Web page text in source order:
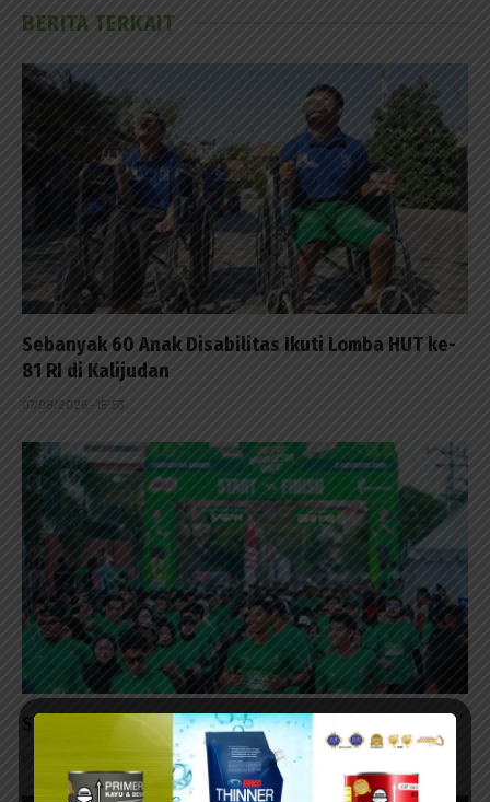
BERITA TERKAIT
Sebanyak 60 Anak Disabilitas Ikuti Lomba HUT ke-
81 RI di Kalijudan
07/08/2026 - 15:53
Surabaya Penutup Milo Activ Indonesia Race 2026